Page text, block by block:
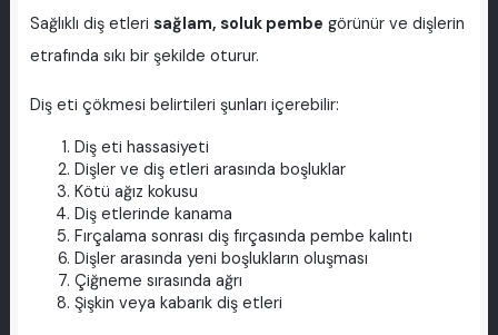
Sağlıklı diş etleri sağlam, soluk pembe görünür ve dişlerin
etrafında sıkı bir şekilde oturur.
Diş eti çökmesi belirtileri şunları içerebilir:
Diş eti hassasiyeti
Dişler ve diş etleri arasında boşluklar
Kötü ağız kokusu
Diş etlerinde kanama
Fırçalama sonrası diş fırçasında pembe kalıntı
Dişler arasında yeni boşlukların oluşması
Çiğneme sırasında ağrı
Şişkin veya kabarık diş etleri